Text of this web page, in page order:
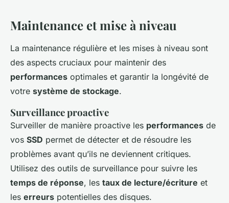
Maintenance et mise à niveau
La maintenance régulière et les mises à niveau sont
des aspects cruciaux pour maintenir des
performances optimales et garantir la longévité de
votre système de stockage.
Surveillance proactive
Surveiller de manière proactive les performances de
vos SSD permet de détecter et de résoudre les
problèmes avant qu’ils ne deviennent critiques.
Utilisez des outils de surveillance pour suivre les
temps de réponse, les taux de lecture/écriture et
les erreurs potentielles des disques.